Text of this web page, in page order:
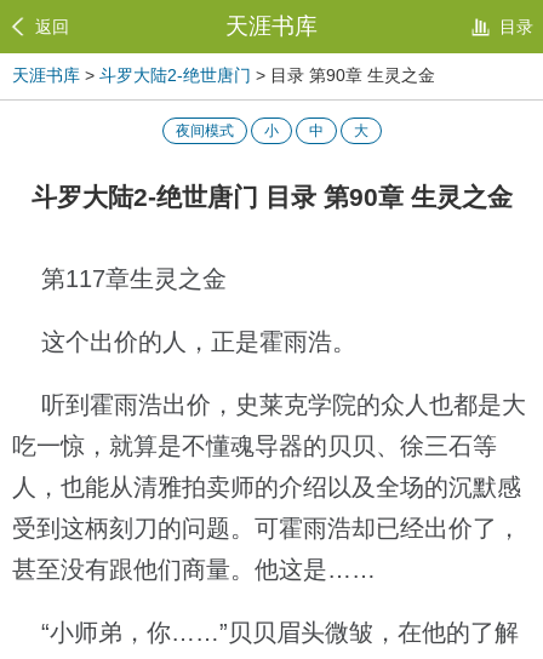
返回 天涯书库 目录
天涯书库 > 斗罗大陆2-绝世唐门 > 目录 第90章 生灵之金
夜间模式 小 中 大
斗罗大陆2-绝世唐门 目录 第90章 生灵之金
第117章生灵之金
这个出价的人，正是霍雨浩。
听到霍雨浩出价，史莱克学院的众人也都是大
吃一惊，就算是不懂魂导器的贝贝、徐三石等
人，也能从清雅拍卖师的介绍以及全场的沉默感
受到这柄刻刀的问题。可霍雨浩却已经出价了，
甚至没有跟他们商量。他这是……
“小师弟，你……”贝贝眉头微皱，在他的了解